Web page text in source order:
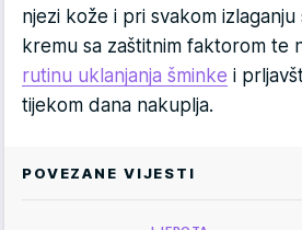
njezi kože i pri svakom
kremu sa zaštitnim faktorom te
rutinu uklanjanja šminke i
tijekom dana nakuplja.
POVEZANE VIJESTI